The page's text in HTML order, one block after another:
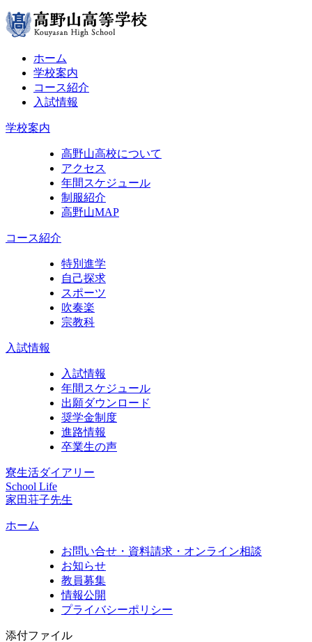
ホーム
学校案内
コース紹介
入試情報
学校案内
高野山高校について
アクセス
年間スケジュール
制服紹介
高野山MAP
コース紹介
特別進学
自己探求
スポーツ
吹奏楽
宗教科
入試情報
入試情報
年間スケジュール
出願ダウンロード
奨学金制度
進路情報
卒業生の声
寮生活ダイアリー
School Life
家田荘子先生
ホーム
お問い合せ・資料請求・オンライン相談
お知らせ
教員募集
情報公開
プライバシーポリシー
添付ファイル